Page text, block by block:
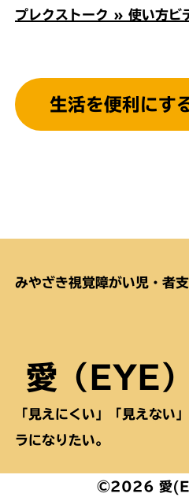
プレクストーク » 使い方ビ
生活を便利にす
みやざき視覚障がい児・者
愛（EYE
「見えにくい」「見えない
ラになりたい。
©2026 愛